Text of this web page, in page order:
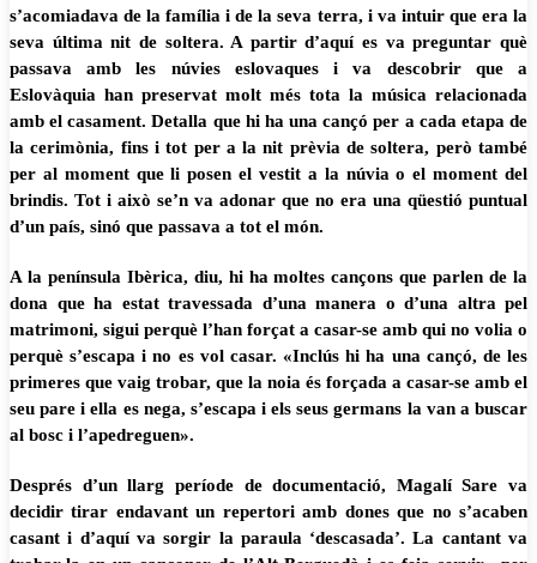
s’acomiadava de la família i de la seva terra, i va intuir que era la
seva última nit de soltera. A partir d’aquí es va preguntar què
passava amb les núvies eslovaques i va descobrir que a
Eslovàquia han preservat molt més tota la música relacionada
amb el casament. Detalla que hi ha una cançó per a cada etapa de
la cerimònia, fins i tot per a la nit prèvia de soltera, però també
per al moment que li posen el vestit a la núvia o el moment del
brindis. Tot i això se’n va adonar que no era una qüestió puntual
d’un país, sinó que passava a tot el món.
A la península Ibèrica, diu, hi ha moltes cançons que parlen de la
dona que ha estat travessada d’una manera o d’una altra pel
matrimoni, sigui perquè l’han forçat a casar-se amb qui no volia o
perquè s’escapa i no es vol casar. «Inclús hi ha una cançó, de les
primeres que vaig trobar, que la noia és forçada a casar-se amb el
seu pare i ella es nega, s’escapa i els seus germans la van a buscar
al bosc i l’apedreguen».
Després d’un llarg període de documentació, Magalí Sare va
decidir tirar endavant un repertori amb dones que no s’acaben
casant i d’aquí va sorgir la paraula ‘descasada’. La cantant va